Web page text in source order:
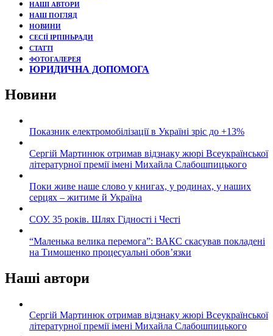
НАШІ АВТОРИ
НАШ ПОГЛЯД
НОВИНИ
СЕСІЇ ІРПІНЬРАДИ
СТАТТІ
ФОТОГАЛЕРЕЯ
ЮРИДИЧНА ДОПОМОГА
Новини
Показник електромобілізації в Україні зріс до +13%
Сергій Мартинюк отримав відзнаку жюрі Всеукраїнської
літературної премії імені Михайла Слабошпицького
Поки живе наше слово у книгах, у родинах, у наших
серцях – житиме й Україна
СОУ. 35 років. Шлях Гідності і Честі
“Маленька велика перемога”: ВАКС скасував покладені
на Тимошенко процесуальні обов’язки
Наші автори
Сергій Мартинюк отримав відзнаку жюрі Всеукраїнської
літературної премії імені Михайла Слабошпицького